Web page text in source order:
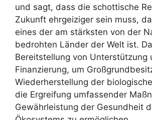
und sagt, dass die schottische
Zukunft ehrgeiziger sein muss,
eines der am stärksten von der
bedrohten Länder der Welt ist.
Bereitstellung von Unterstützung
Finanzierung, um
Wiederherstellung der
die Ergreifung umfassender
Gewährleistung der Gesundheit